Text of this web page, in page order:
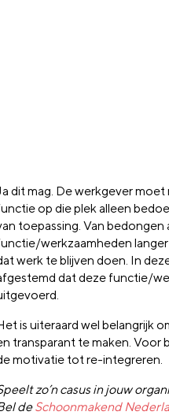
dit mag. De werkgever
op die plek alleen
toepassing. Van bedongen
werkzaamheden
werk te blijven doen. In
dat deze functie/
is uiteraard wel belangrijk
transparant te maken. Voor
motivatie tot re-integreren.
zo’n casus in jouw
deSchoonmakend